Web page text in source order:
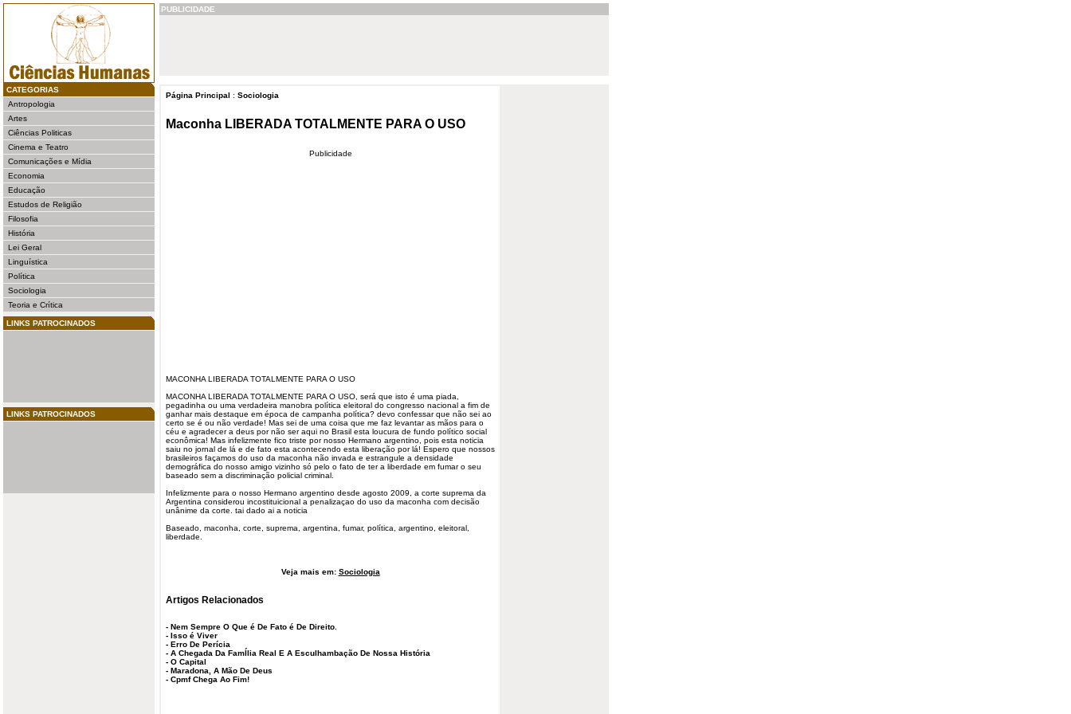
CATEGORIAS
Antropologia
Artes
Ciências Politicas
Cinema e Teatro
Comunicações e Mídia
Economia
Educação
Estudos de Religião
Filosofia
História
Lei Geral
Linguística
Política
Sociologia
Teoria e Crítica
LINKS PATROCINADOS
LINKS PATROCINADOS
PUBLICIDADE
Página Principal : Sociologia
Maconha LIBERADA TOTALMENTE PARA O USO
Publicidade
MACONHA LIBERADA TOTALMENTE PARA O USO
MACONHA LIBERADA TOTALMENTE PARA O USO, será que isto é uma piada,
pegadinha ou uma verdadeira manobra política eleitoral do congresso nacional a fim de
ganhar mais destaque em época de campanha política? devo confessar que não sei ao
certo se é ou não verdade! Mas sei de uma coisa que me faz levantar as mãos para o
céu e agradecer a deus por não ser aqui no Brasil esta loucura de fundo político social
econômica! Mas infelizmente fico triste por nosso Hermano argentino , pois esta noticia
saiu no jornal de lá e de fato esta acontecendo esta liberação por lá! Espero que nossos
brasileiros façamos do uso da maconha não invada e estrangule a densidade
demográfica do nosso amigo vizinho só pelo o fato de ter a liberdade em fumar o seu
baseado sem a discriminação policial criminal.
Infelizmente para o nosso Hermano argentino desde agosto 2009, a corte suprema da
Argentina considerou incostituicional a penalizaçao do uso da maconha com decisão
unânime da corte. tai dado ai a noticia
Baseado, maconha, corte, suprema, argentina, fumar, política, argentino, eleitoral,
liberdade.
Veja mais em: Sociologia
Artigos Relacionados
- Nem Sempre O Que é De Fato é De Direito.
- Isso é Viver
- Erro De Perícia
- A Chegada Da FamÍlia Real E A Esculhambação De Nossa História
- O Capital
- Maradona, A Mão De Deus
- Cpmf Chega Ao Fim!